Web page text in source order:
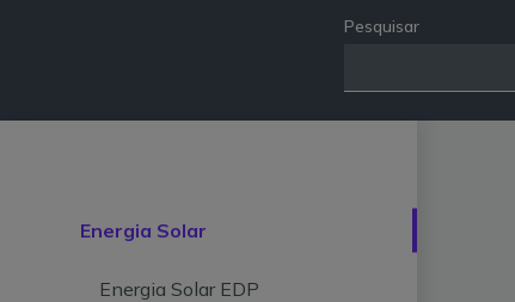
Pesquisar
Energia Solar
Energia Solar EDP